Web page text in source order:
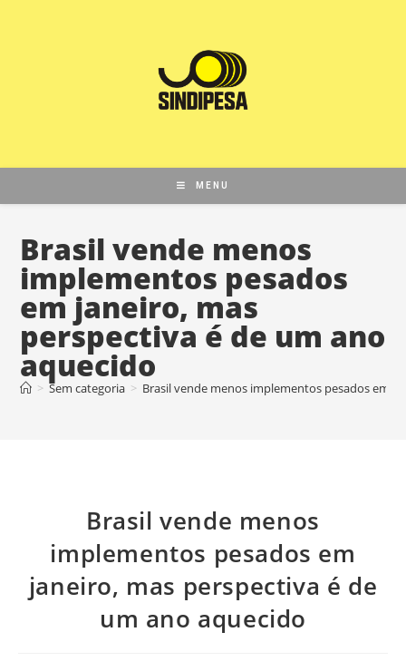
MENU
Brasil vende menos
implementos pesados
em janeiro, mas
perspectiva é de um ano
aquecido
> Sem categoria > Brasil vende menos implementos pesados em
Brasil vende menos
implementos pesados em
janeiro, mas perspectiva é de
um ano aquecido